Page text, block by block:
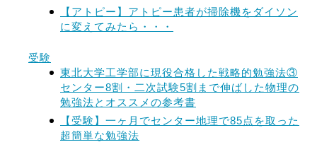
【アトピー】アトピー患者が掃除機をダイソン
に変えてみたら・・・
受験
東北大学工学部に現役合格した戦略的勉強法③
センター8割・二次試験5割まで伸ばした物理の
勉強法とオススメの参考書
【受験】一ヶ月でセンター地理で85点を取った
超簡単な勉強法